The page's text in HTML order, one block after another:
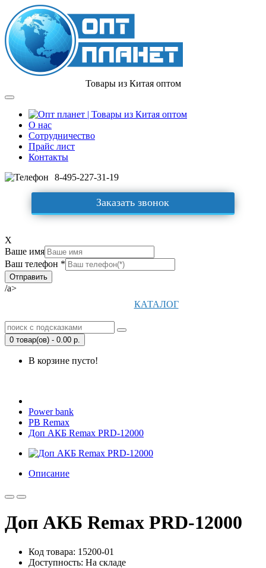
Товары из Китая оптом
О нас
Сотрудничество
Прайс лист
Контакты
8-495-227-31-19
Заказать звонок
X
Ваше имя
Ваш телефон *
/a>
КАТАЛОГ
0 товар(ов) - 0.00 р.
В корзине пусто!
Power bank
PB Remax
Доп АКБ Remax PRD-12000
Описание
Доп АКБ Remax PRD-12000
Код товара: 15200-01
Доступность: На складе